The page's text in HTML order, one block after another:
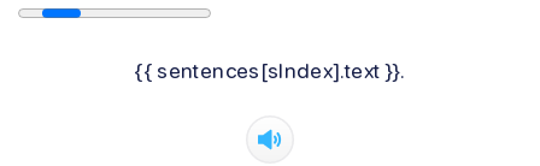
{{ sentences[sIndex].text }}.